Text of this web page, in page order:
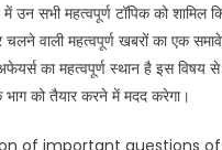
सभी महत्वपूर्ण टॉपिक को शामिल
वाली महत्वपूर्ण खबरों का एक
का महत्वपूर्ण स्थान है इस विषय
को तैयार करने में मदद करेगा।
of important questions